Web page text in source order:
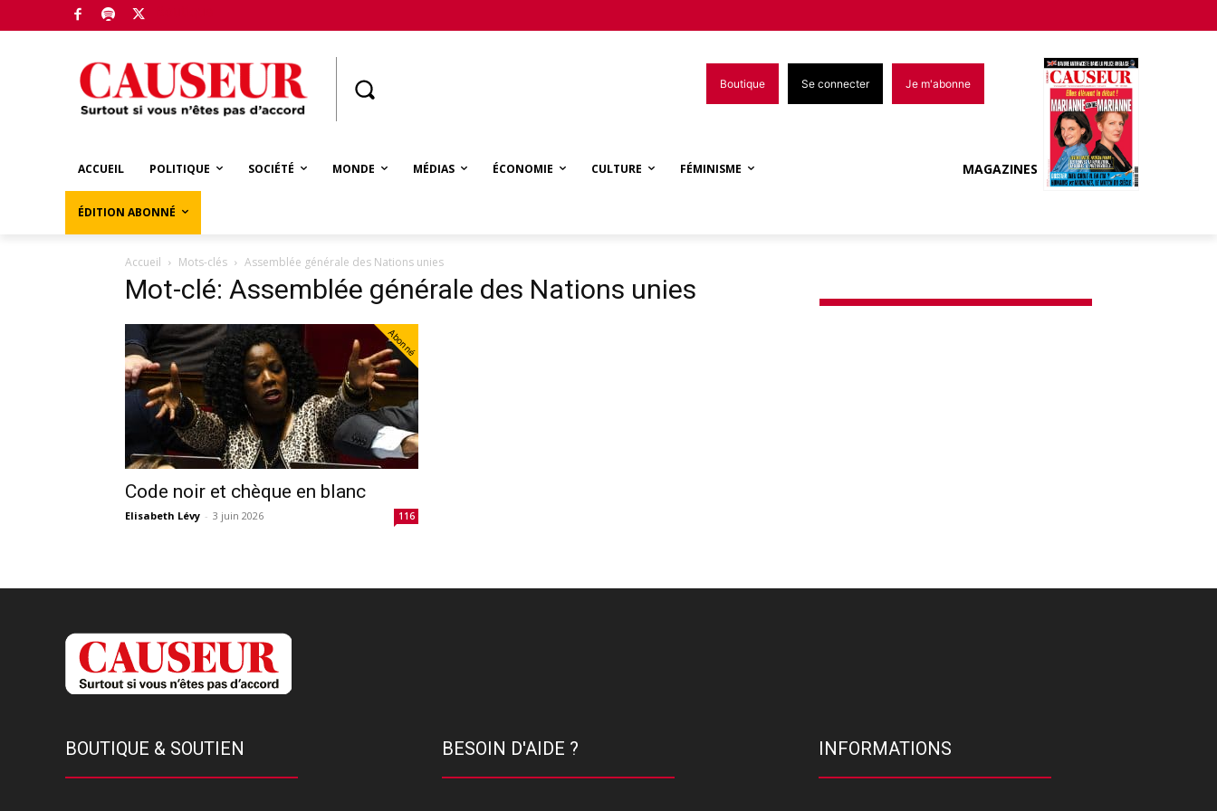
Boutique Se connecter Je m'abonne
ACCUEIL POLITIQUE SOCIÉTÉ MONDE MÉDIAS ÉCONOMIE CULTURE FÉMINISME
ÉDITION ABONNÉ
MAGAZINES
Accueil Mots-clés Assemblée générale des Nations unies
Mot-clé: Assemblée générale des Nations unies
Abonné
Code noir et chèque en blanc
Elisabeth Lévy - 3 juin 2026 116
BOUTIQUE & SOUTIEN BESOIN D'AIDE ? INFORMATIONS